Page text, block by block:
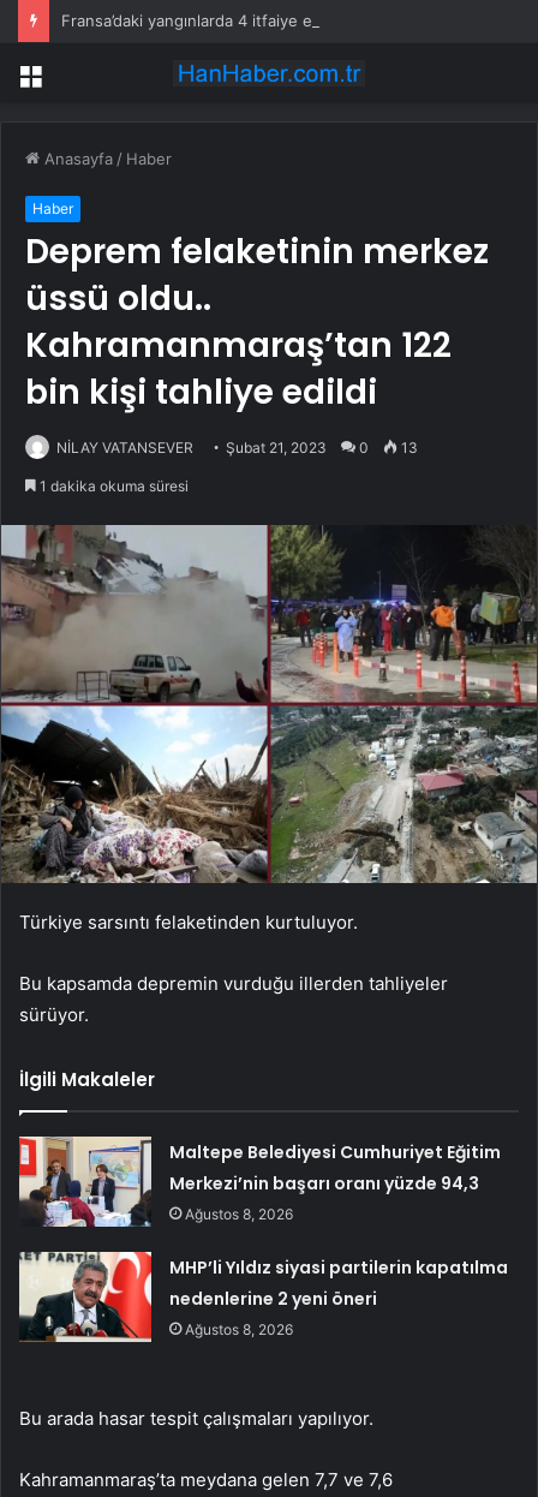
Fransa’daki yangınlarda 4 itfaiye eri hayatını kaybetti
Menü
Anasayfa / Haber
Haber
Deprem felaketinin merkez
üssü oldu..
Kahramanmaraş’tan 122
bin kişi tahliye edildi
NİLAY VATANSEVER Şubat 21, 2023 0 13
1 dakika okuma süresi
Türkiye sarsıntı felaketinden kurtuluyor.
Bu kapsamda depremin vurduğu illerden tahliyeler
sürüyor.
İlgili Makaleler
Maltepe Belediyesi Cumhuriyet Eğitim
Merkezi’nin başarı oranı yüzde 94,3
Ağustos 8, 2026
MHP’li Yıldız siyasi partilerin kapatılma
nedenlerine 2 yeni öneri
Ağustos 8, 2026
Bu arada hasar tespit çalışmaları yapılıyor.
Kahramanmaraş’ta meydana gelen 7,7 ve 7,6